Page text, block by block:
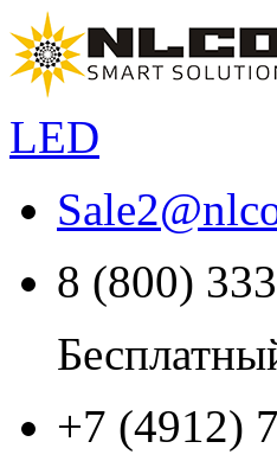
LED
Sale2@
8 (800)
+7 (4912)